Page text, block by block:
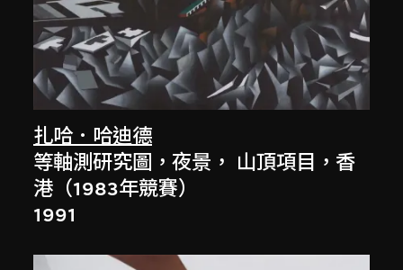
扎哈．哈迪德
等軸測研究圖，夜景， 山頂項目，香
港（1983年競賽）
1991